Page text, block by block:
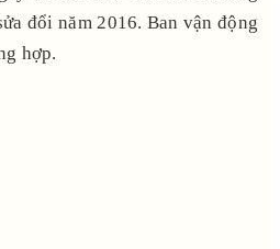
đổi năm 2016. Ban vận động
hợp.